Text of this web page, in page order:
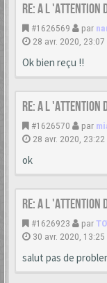
Re: A L 'ATTENTION
#1626569 par
28 avr. 2020, 23:07
Ok bien reçu !!
Re: A L 'ATTENTION
#1626570 par
28 avr. 2020, 23:22
ok
Re: A L 'ATTENTION
#1626923 par
30 avr. 2020, 13:25
salut pas de